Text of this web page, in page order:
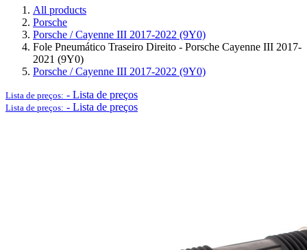
All products
Porsche
Porsche / Cayenne III 2017-2022 (9Y0)
Fole Pneumático Traseiro Direito - Porsche Cayenne III 2017-
2021 (9Y0)
Porsche / Cayenne III 2017-2022 (9Y0)
Lista de preços: - Lista de preços
Lista de preços: - Lista de preços